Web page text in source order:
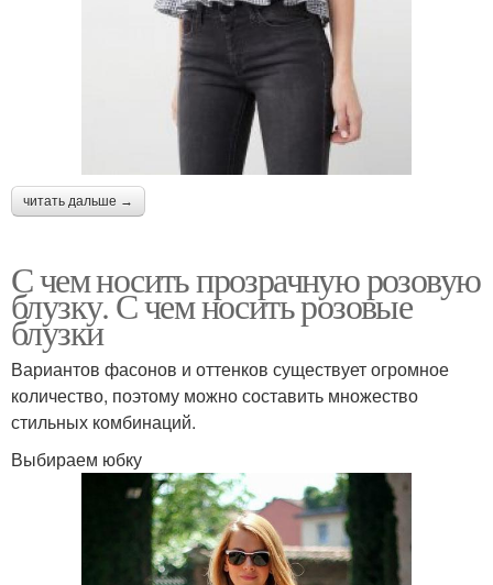
читать дальше →
С чем носить прозрачную розовую
блузку. С чем носить розовые
блузки
Вариантов фасонов и оттенков существует огромное
количество, поэтому можно составить множество
стильных комбинаций.
Выбираем юбку